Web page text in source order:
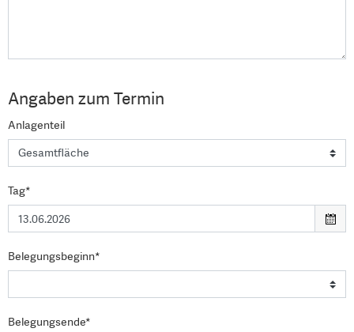
Angaben zum Termin
Anlagenteil
Tag*
Belegungsbeginn*
Belegungsende*